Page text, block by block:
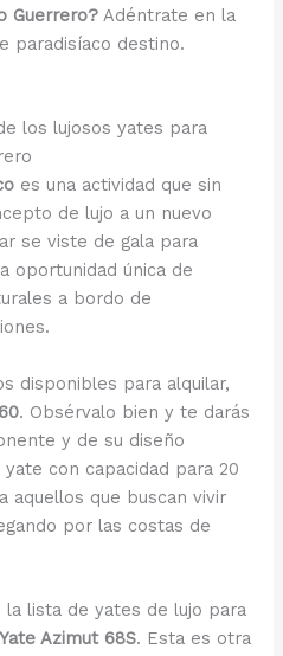
Guerrero? Adéntrate en la
paradisíaco destino.
los lujosos yates para
es una actividad que sin
de lujo a un nuevo
se viste de gala para
oportunidad única de
a bordo de
disponibles para alquilar,
. Obsérvalo bien y te darás
y de su diseño
con capacidad para 20
aquellos que buscan vivir
por las costas de
lista de yates de lujo para
Yate Azimut 68S. Esta es otra